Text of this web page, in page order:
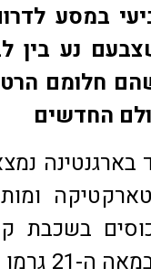
במסע
נע בין
חלומם
החדשים
בארגנטינה
בשכבת